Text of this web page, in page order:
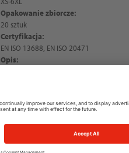
Opakowanie zbiorcze:
20 sztuk
Certyfikacja:
EN ISO 13688, EN ISO 20471
Opis:
NITRAS MOTION TEX VIZ, koszulka o
koloru: 4000), 190 g/m², wygodna w
okrągły dekolt z taśmą w tym samym
rękawach, wyjątkowo miękka i gładka,
na ramionach zapewniające
krój, długi krój zapewniający
koszulka pozostaje na swoim miejscu,